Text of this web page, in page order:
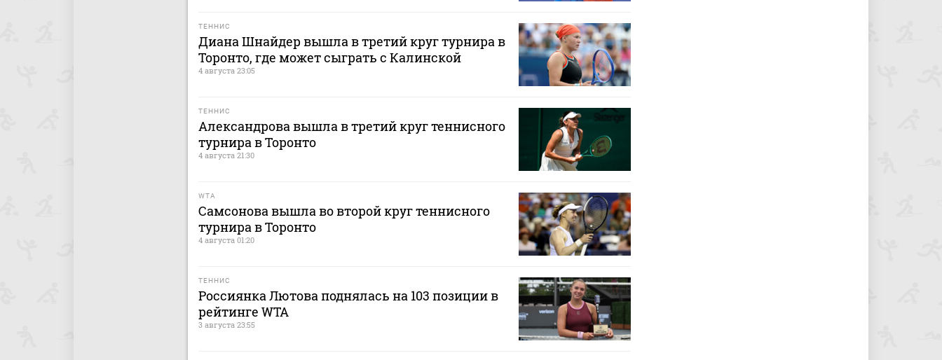
ТЕННИС
Диана Шнайдер вышла в третий круг турнира в
Торонто, где может сыграть с Калинской
4 августа 23:05
ТЕННИС
Александрова вышла в третий круг теннисного
турнира в Торонто
4 августа 21:30
WTA
Самсонова вышла во второй круг теннисного
турнира в Торонто
4 августа 01:20
ТЕННИС
Россиянка Лютова поднялась на 103 позиции в
рейтинге WTA
3 августа 23:55